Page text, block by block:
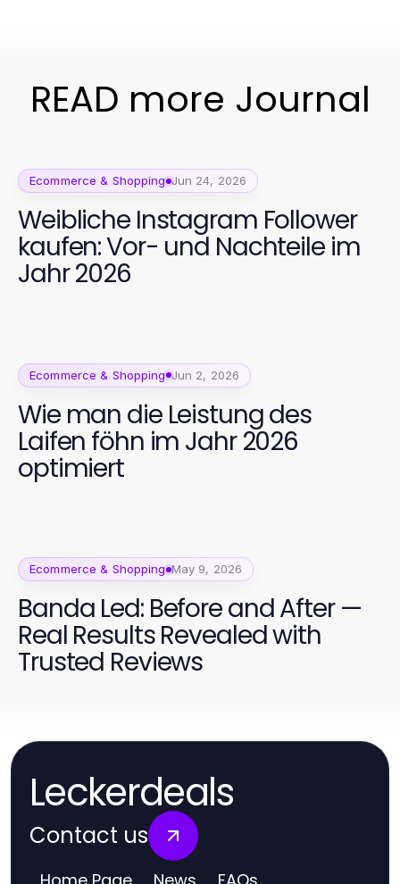
READ more Journal
Ecommerce & Shopping Jun 24, 2026
Weibliche Instagram Follower
kaufen: Vor- und Nachteile im
Jahr 2026
Ecommerce & Shopping Jun 2, 2026
Wie man die Leistung des
Laifen föhn im Jahr 2026
optimiert
Ecommerce & Shopping May 9, 2026
Banda Led: Before and After —
Real Results Revealed with
Trusted Reviews
Leckerdeals
Contact us